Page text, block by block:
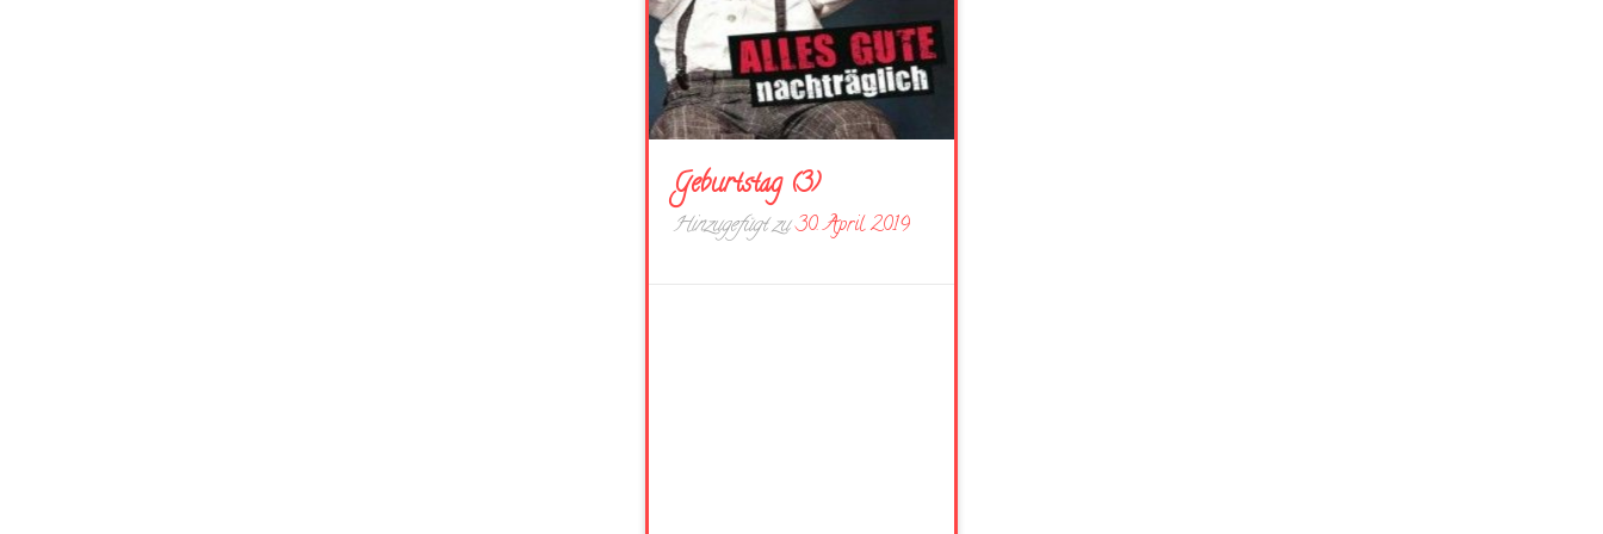
Geburtstag (3)
Hinzugefügt zu30. April 2019